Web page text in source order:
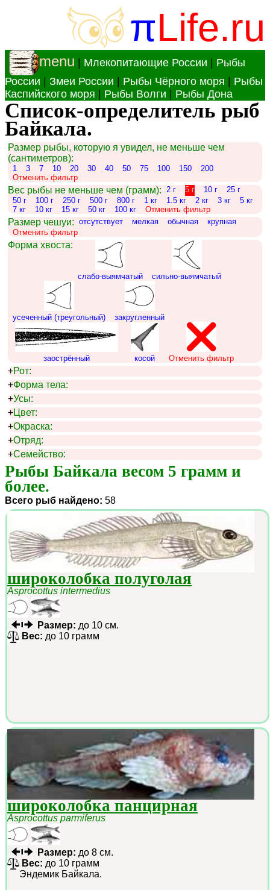
πLife.ru
menu Млекопитающие России
Рыбы
России
Змеи России Рыбы Чёрного моря
Рыбы
Каспийского моря
Рыбы Волги Рыбы Дона
Список-определитель рыб
Байкала.
Размер рыбы, которую я увидел, не меньше чем
(сантиметров):
1 3 7 10 20 30 40 50 75 100 150
200
Отменить фильтр
Вес рыбы не меньше чем (грамм): 2 г 5 г 10 г
25 г
50 г
100 г 250 г 500 г 800 г 1 кг 1.5 кг 2 кг 3 кг
5 кг
7 кг
10 кг 15 кг 50 кг 100 кг Отменить фильтр
Размер чешуи: отсутствует мелкая обычная
крупная
Отменить фильтр
Форма хвоста:
слабо-выямчатый сильно-выямчатый
усеченный (треугольный) закругленный
заострённый косой Отменить фильтр
+Рот:
+Форма тела:
+Усы:
+Цвет:
+Окраска:
+Отряд:
+Семейство:
Рыбы Байкала весом 5 грамм и
более.
Всего рыб найдено: 58
широколобка полуголая
Asprocottus intermedius
Размер: до 10 см.
Вес: до 10 грамм
широколобка панцирная
Asprocottus parmiferus
Размер: до 8 см.
Вес: до 10 грамм
Эндемик Байкала.